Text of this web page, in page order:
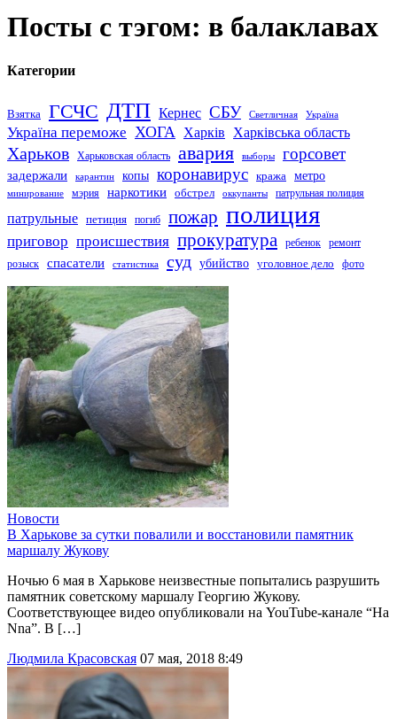
Посты с тэгом: в балаклавах
Категории
Взятка ГСЧС ДТП Кернес СБУ Светличная Україна
Україна переможе ХОГА Харків Харківська область
Харьков Харьковская область авария выборы горсовет
задержали карантин копы коронавирус кража метро
минирование мэрия наркотики обстрел оккупанты патрульная полиция
патрульные петиция погиб пожар полиция
приговор происшествия прокуратура ребенок
ремонт
розыск
спасатели статистика суд убийство уголовное дело фото
Новости
В Харькове за сутки повалили и восстановили памятник
маршалу Жукову
Ночью 6 мая в Харькове неизвестные попытались разрушить
памятник советскому маршалу Георгию Жукову.
Соответствующее видео опубликовали на YouTube-канале “Ha
Nna”. В […]
Людмила Красовская 07 мая, 2018 8:49